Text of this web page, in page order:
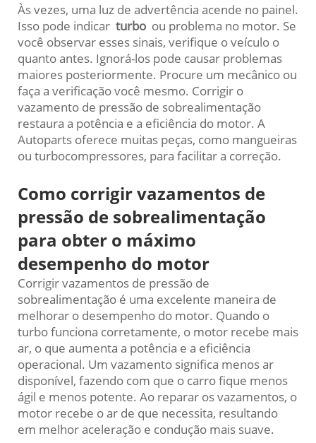
Às vezes, uma luz de advertência acende no painel.
Isso pode indicar turbo ou problema no motor. Se
você observar esses sinais, verifique o veículo o
quanto antes. Ignorá-los pode causar problemas
maiores posteriormente. Procure um mecânico ou
faça a verificação você mesmo. Corrigir o
vazamento de pressão de sobrealimentação
restaura a potência e a eficiência do motor. A
Autoparts oferece muitas peças, como mangueiras
ou turbocompressores, para facilitar a correção.
Como corrigir vazamentos de
pressão de sobrealimentação
para obter o máximo
desempenho do motor
Corrigir vazamentos de pressão de
sobrealimentação é uma excelente maneira de
melhorar o desempenho do motor. Quando o
turbo funciona corretamente, o motor recebe mais
ar, o que aumenta a potência e a eficiência
operacional. Um vazamento significa menos ar
disponível, fazendo com que o carro fique menos
ágil e menos potente. Ao reparar os vazamentos, o
motor recebe o ar de que necessita, resultando
em melhor aceleração e condução mais suave.